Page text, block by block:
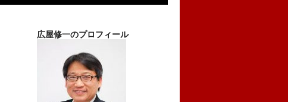
広屋修一のプロフィール